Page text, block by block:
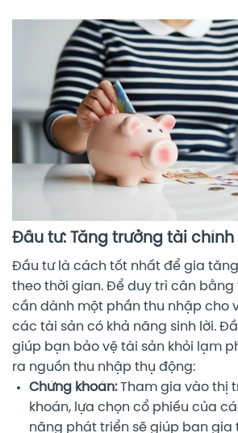
Đầu tư: Tăng trưởng tài
Đầu tư là cách tốt nhất để gia
theo thời gian. Để duy trì cân bằng
cần dành một phần thu nhập cho
các tài sản có khả năng sinh lời.
giúp bạn bảo vệ tài sản khỏi lạm
ra nguồn thu nhập thụ động:
Chứng khoán:Tham gia vào thị
khoán, lựa chọn cổ phiếu của
năng phát triển sẽ giúp bạn gia